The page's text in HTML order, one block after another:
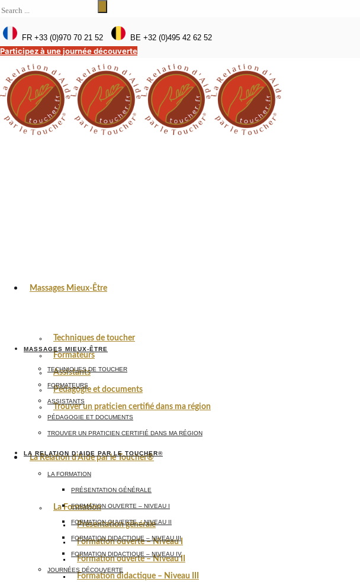
FR +33 (0)970 70 21 52 BE +32 (0)495 42 62 52
Participez à une journée découverte
Massages Mieux-Être
Techniques de toucher
Formateurs
Assistants
Pédagogie et documents
Trouver un praticien certifié dans ma région
La Relation d’Aide par le Toucher®
La Formation
Présentation générale
Formation ouverte – Niveau I
Formation ouverte – Niveau II
Formation didactique – Niveau III
MASSAGES MIEUX-ÊTRE
TECHNIQUES DE TOUCHER
FORMATEURS
ASSISTANTS
PÉDAGOGIE ET DOCUMENTS
TROUVER UN PRATICIEN CERTIFIÉ DANS MA RÉGION
LA RELATION D’AIDE PAR LE TOUCHER®
LA FORMATION
PRÉSENTATION GÉNÉRALE
FORMATION OUVERTE – NIVEAU I
FORMATION OUVERTE – NIVEAU II
FORMATION DIDACTIQUE – NIVEAU III
FORMATION DIDACTIQUE – NIVEAU IV
JOURNÉES DÉCOUVERTE